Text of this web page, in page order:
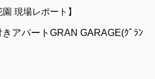
現場レポート】
アパートGRAN GARAGE(ｸﾞﾗﾝ